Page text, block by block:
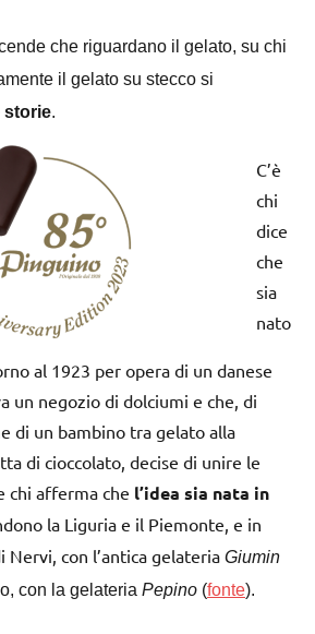
che riguardano il gelato, su chi
il gelato su stecco si
storie.
C’è
chi
dice
che
sia
nato
al 1923 per opera di un danese
un negozio di dolciumi e che, di
di un bambino tra gelato alla
di cioccolato, decise di unire le
chi afferma che l’idea sia nata in
la Liguria e il Piemonte, e in
Nervi, con l’antica gelateria Giumin
con la gelateria Pepino (fonte).